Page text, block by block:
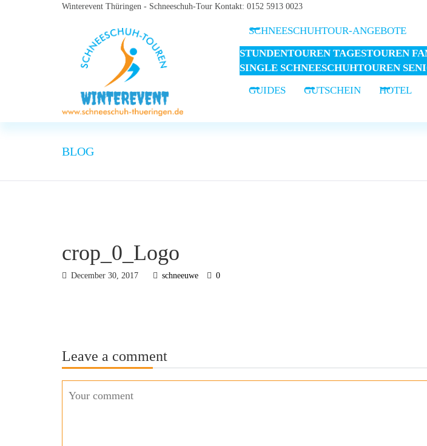
Winterevent Thüringen - Schneeschuh-Tour Kontakt: 0152 5913 0023
SCHNEESCHUHTOUR-ANGEBOTE
STUNDENTOUREN TAGESTOUREN
SINGLE SCHNEESCHUHTOUREN
GUIDES
GUTSCHEIN HOTEL
BLOG
crop_0_Logo
December 30, 2017 schneeuwe 0
Leave a comment